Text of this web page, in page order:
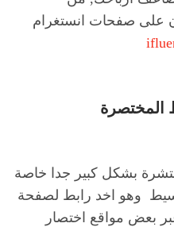
على صفحات انستغرام
بشكل كبير جدا خاصة
بسيط وهو اخد رابط لصفحة
بعض مواقع اختصار